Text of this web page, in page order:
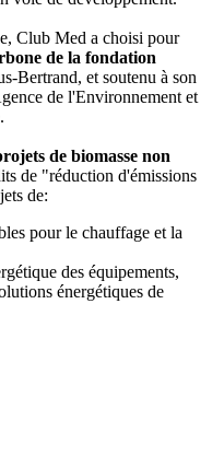
Club Med a choisi pour
de la fondation
Bertrand, et soutenu à son
de l'Environnement et
de biomasse non
de "réduction d'émissions
de:
pour le chauffage et la
des équipements,
énergétiques de